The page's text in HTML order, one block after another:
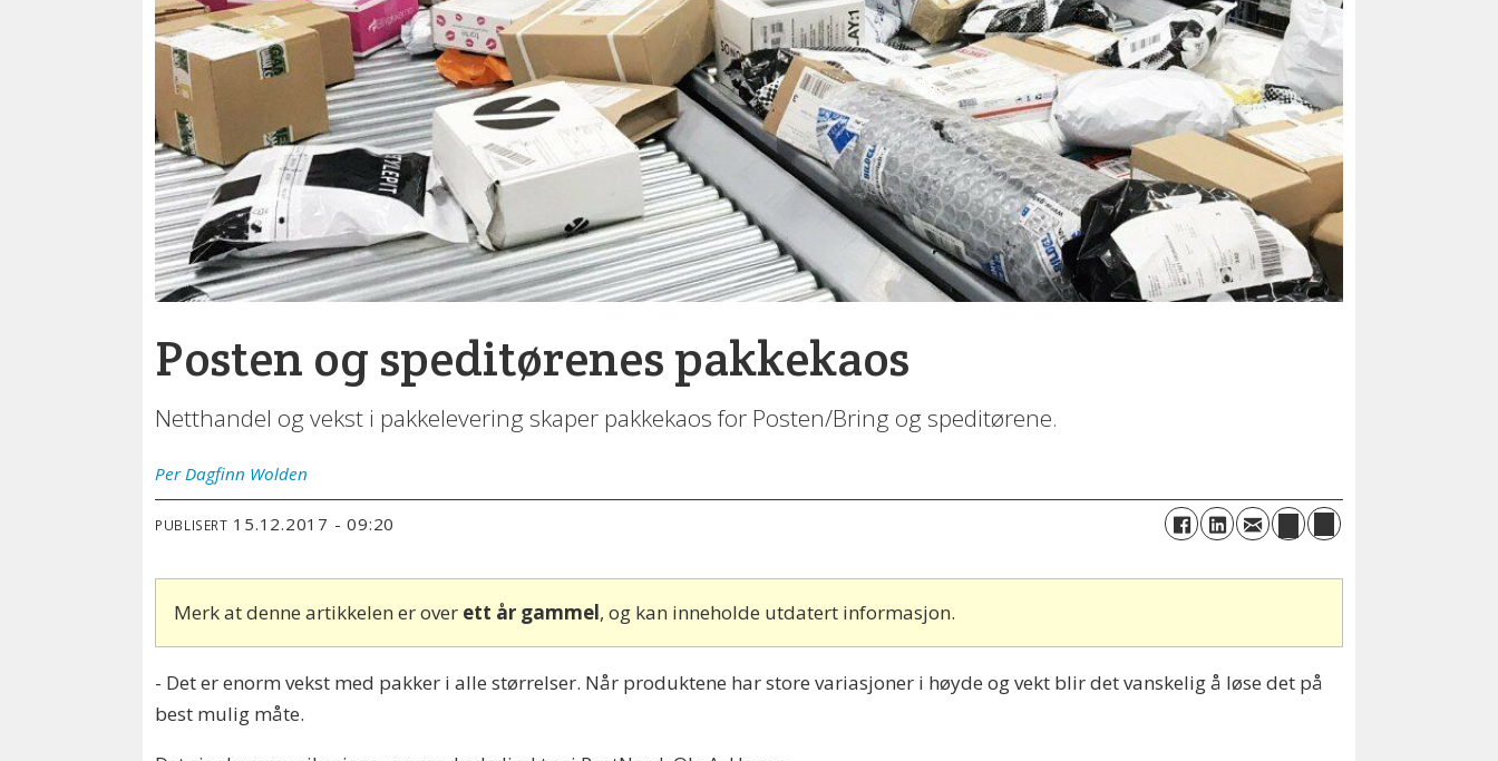
Posten og speditørenes pakkekaos
Netthandel og vekst i pakkelevering skaper pakkekaos for Posten/Bring og speditørene.
Per Dagfinn Wolden
PUBLISERT 15.12.2017 - 09:20
Merk at denne artikkelen er over ett år gammel, og kan inneholde utdatert informasjon.
- Det er enorm vekst med pakker i alle størrelser. Når produktene har store variasjoner i høyde og vekt blir det vanskelig å løse det på
best mulig måte.